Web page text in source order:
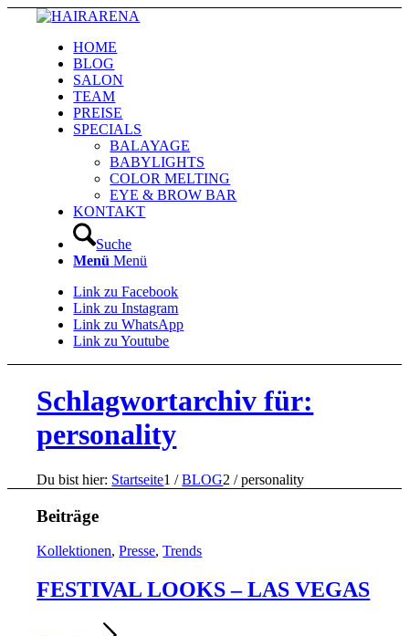
HOME
BLOG
SALON
TEAM
PREISE
SPECIALS
BALAYAGE
BABYLIGHTS
COLOR MELTING
EYE & BROW BAR
KONTAKT
Suche
Menü Menü
Link zu Facebook
Link zu Instagram
Link zu WhatsApp
Link zu Youtube
Schlagwortarchiv für:
personality
Du bist hier: Startseite1 / BLOG2 / personality
Beiträge
Kollektionen,Presse,Trends
FESTIVAL LOOKS – LAS VEGAS